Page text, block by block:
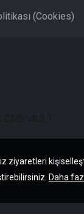
Daha
(Cookies)